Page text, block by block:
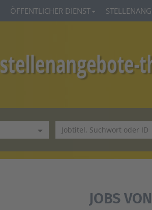
ÖFFENTLICHER DIENST
JOBS